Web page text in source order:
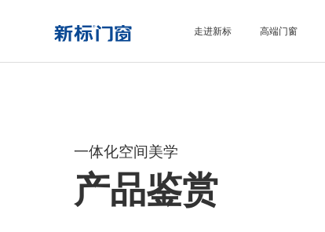
走进新标 高端门窗
一体化空间美学
产品鉴赏